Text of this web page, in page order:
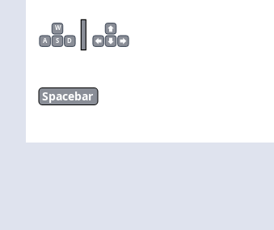
W
A
S D |
Spacebar